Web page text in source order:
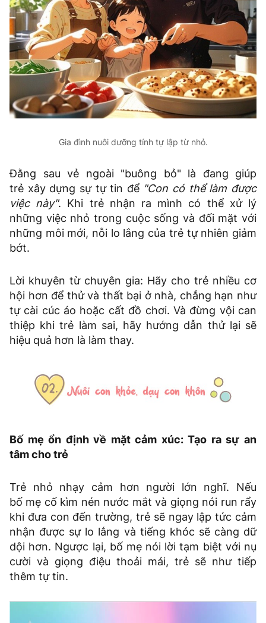
Gia đình nuôi dưỡng tính tự lập từ nhỏ.
Đằng sau vẻ ngoài "buông bỏ" là đang giúp
trẻ xây dựng sự tự tin để "Con có thể làm được
việc này". Khi trẻ nhận ra mình có thể xử lý
những việc nhỏ trong cuộc sống và đối mặt với
những môi mới, nỗi lo lắng của trẻ tự nhiên giảm
bớt.
Lời khuyên từ chuyên gia: Hãy cho trẻ nhiều cơ
hội hơn để thử và thất bại ở nhà, chẳng hạn như
tự cài cúc áo hoặc cất đồ chơi. Và đừng vội can
thiệp khi trẻ làm sai, hãy hướng dẫn thử lại sẽ
hiệu quả hơn là làm thay.
Bố mẹ ổn định về mặt cảm xúc: Tạo ra sự an
tâm cho trẻ
Trẻ nhỏ nhạy cảm hơn người lớn nghĩ. Nếu
bố mẹ cố kìm nén nước mắt và giọng nói run rẩy
khi đưa con đến trường, trẻ sẽ ngay lập tức cảm
nhận được sự lo lắng và tiếng khóc sẽ càng dữ
dội hơn. Ngược lại, bố mẹ nói lời tạm biệt với nụ
cười và giọng điệu thoải mái, trẻ sẽ như tiếp
thêm tự tin.